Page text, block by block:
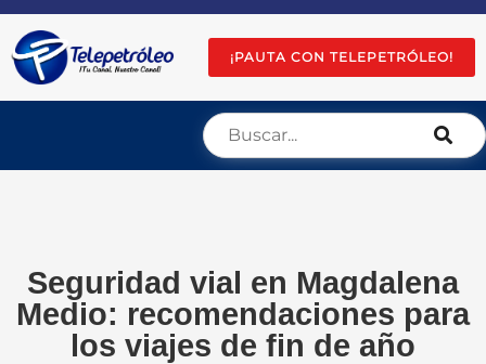
¡PAUTA CON TELEPETRÓLEO!
Seguridad vial en Magdalena
Medio: recomendaciones para
los viajes de fin de año